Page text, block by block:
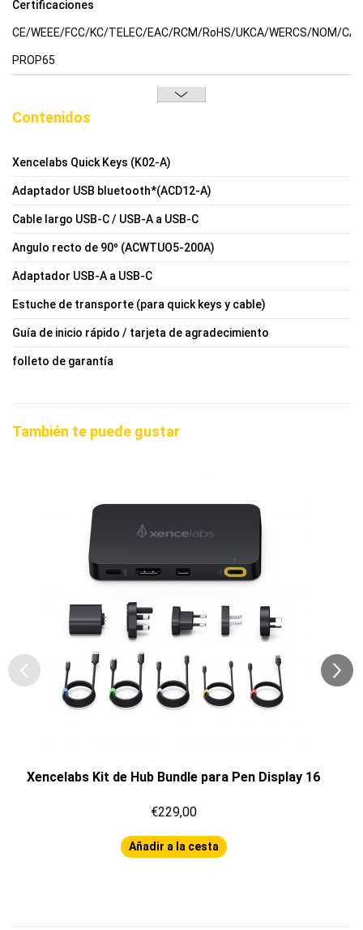
Certificaciones
CE/WEEE/FCC/KC/TELEC/EAC/RCM/RoHS/UKCA/WERCS/NOM/CA
PROP65
Contenidos
Xencelabs Quick Keys (K02-A)
Adaptador USB bluetooth*(ACD12-A)
Cable largo USB-C / USB-A a USB-C
Angulo recto de 90º (ACWTUO5-200A)
Adaptador USB-A a USB-C
Estuche de transporte (para quick keys y cable)
Guía de inicio rápido / tarjeta de agradecimiento
folleto de garantía
También te puede gustar
Xencelabs Kit de Hub Bundle para Pen Display 16
€229,00
Añadir a la cesta